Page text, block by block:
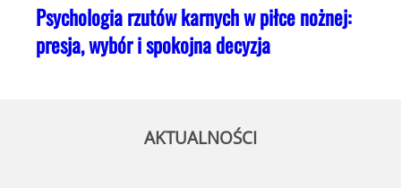
Psychologia rzutów karnych w piłce nożnej:
presja, wybór i spokojna decyzja
AKTUALNOŚCI